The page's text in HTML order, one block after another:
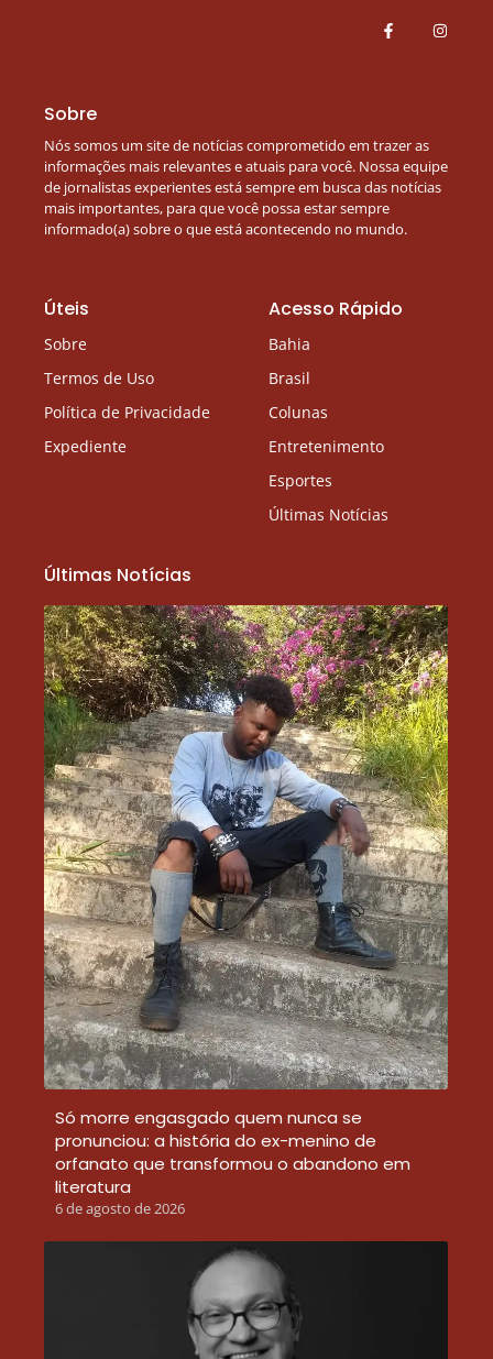
Sobre
Nós somos um site de notícias comprometido em trazer as
informações mais relevantes e atuais para você. Nossa equipe
de jornalistas experientes está sempre em busca das notícias
mais importantes, para que você possa estar sempre
informado(a) sobre o que está acontecendo no mundo.
Úteis
Sobre
Termos de Uso
Política de Privacidade
Expediente
Acesso Rápido
Bahia
Brasil
Colunas
Entretenimento
Esportes
Últimas Notícias
Últimas Notícias
Só morre engasgado quem nunca se
pronunciou: a história do ex-menino de
orfanato que transformou o abandono em
literatura
6 de agosto de 2026